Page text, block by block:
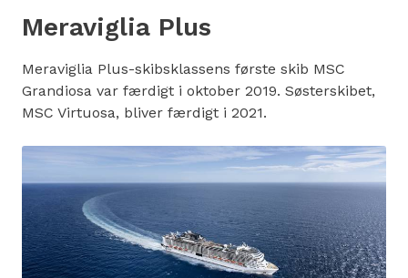
Meraviglia Plus
Meraviglia Plus-skibsklassens første skib MSC
Grandiosa var færdigt i oktober 2019. Søsterskibet,
MSC Virtuosa, bliver færdigt i 2021.